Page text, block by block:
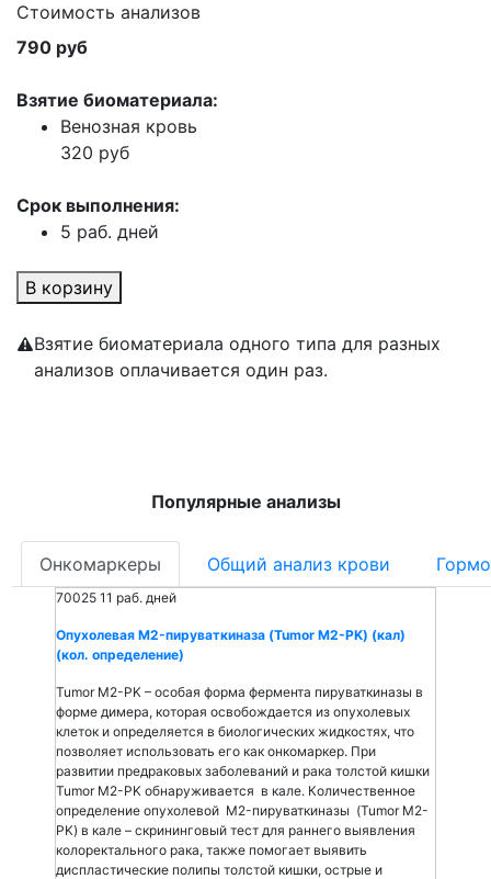
Стоимость анализов
790 руб
Взятие биоматериала:
Венозная кровь
320 руб
Срок выполнения:
5 раб. дней
В корзину
Взятие биоматериала одного типа для разных
анализов оплачивается один раз.
Популярные анализы
Онкомаркеры Общий анализ крови
70025 11 раб. дней
Опухолевая M2-пируваткиназа (Tumor M2-PK) (кал)
(кол. определение)
Tumor M2-PK – особая форма фермента пируваткиназы в
форме димера, которая освобождается из опухолевых
клеток и определяется в биологических жидкостях, что
позволяет использовать его как онкомаркер. При
развитии предраковых заболеваний и рака толстой кишки
Tumor M2-PK обнаруживается в кале. Количественное
определение опухолевой M2-пируваткиназы (Tumor M2-
PK) в кале – скрининговый тест для раннего выявления
колоректального рака, также помогает выявить
диспластические полипы толстой кишки, острые и